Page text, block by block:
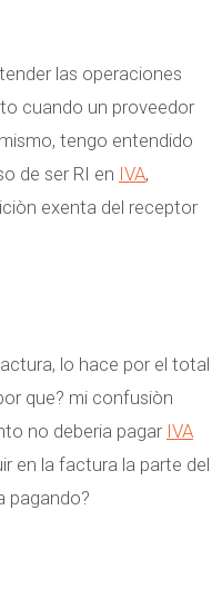
las operaciones
cuando un proveedor
tengo entendido
de ser RI en IVA,
exenta del receptor
lo hace por el total
que? mi confusiòn
no deberia pagar IVA
en la factura la parte del
pagando?